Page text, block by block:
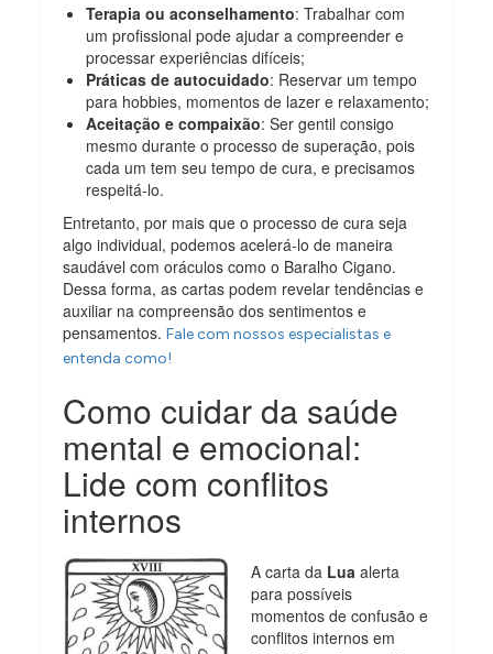
Terapia ou aconselhamento: Trabalhar com
um profissional pode ajudar a compreender e
processar experiências difíceis;
Práticas de autocuidado: Reservar um tempo
para hobbies, momentos de lazer e relaxamento;
Aceitação e compaixão: Ser gentil consigo
mesmo durante o processo de superação, pois
cada um tem seu tempo de cura, e precisamos
respeitá-lo.
Entretanto, por mais que o processo de cura seja
algo individual, podemos acelerá-lo de maneira
saudável com oráculos como o Baralho Cigano.
Dessa forma, as cartas podem revelar tendências e
auxiliar na compreensão dos sentimentos e
pensamentos.Fale com nossos especialistas e
entenda como!
Como cuidar da saúde
mental e emocional:
Lide com conflitos
internos
A carta da Lua alerta
para possíveis
momentos de confusão e
conflitos internos em